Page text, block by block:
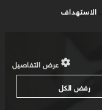
الحرب
الاستهداف
عرض التفاصيل
رفض الكل